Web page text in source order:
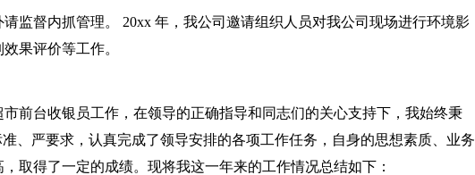
监督内抓管理。 20xx 年，我公司邀请组织人员对我公司现场进行环境影
果评价等工作。
前台收银员工作，在领导的正确指导和同志们的关心支持下，我始终秉
、严要求，认真完成了领导安排的各项工作任务，自身的思想素质、业务
取得了一定的成绩。现将我这一年来的工作情况总结如下：